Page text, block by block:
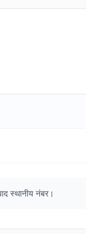
स्थानीय नंबर।